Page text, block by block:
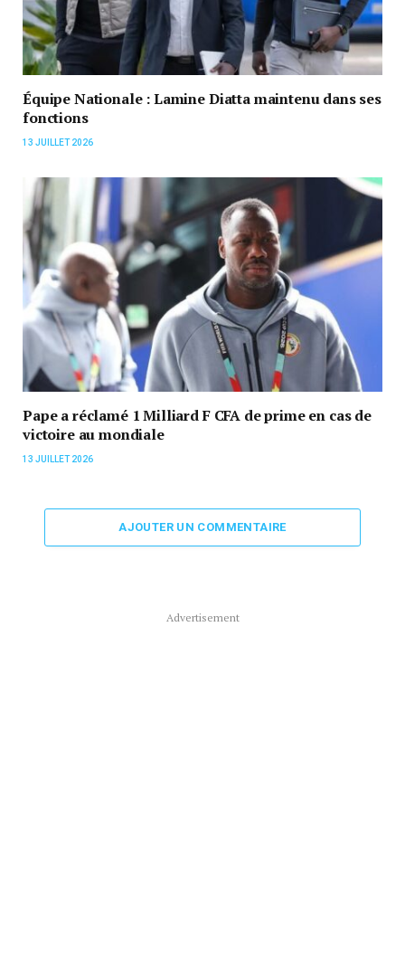
Équipe Nationale : Lamine Diatta maintenu dans ses
fonctions
13 JUILLET 2026
Pape a réclamé 1 Milliard F CFA de prime en cas de
victoire au mondiale
13 JUILLET 2026
AJOUTER UN COMMENTAIRE
Advertisement